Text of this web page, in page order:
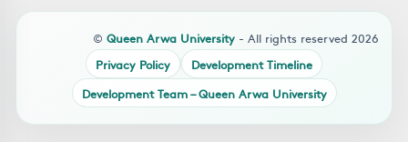
© Queen Arwa University - All rights reserved 2026
Privacy Policy
Development Timeline
Development Team – Queen Arwa University